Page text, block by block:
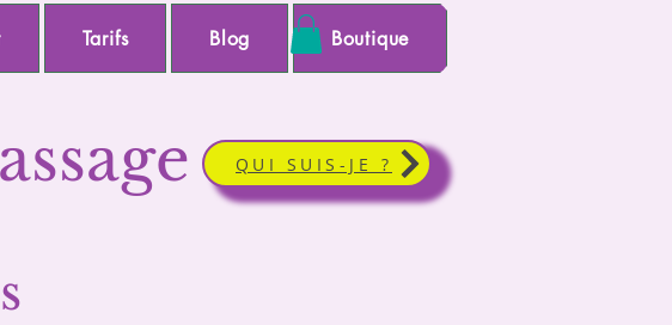
Tarifs Blog Boutique
QUI SUIS-JE ?